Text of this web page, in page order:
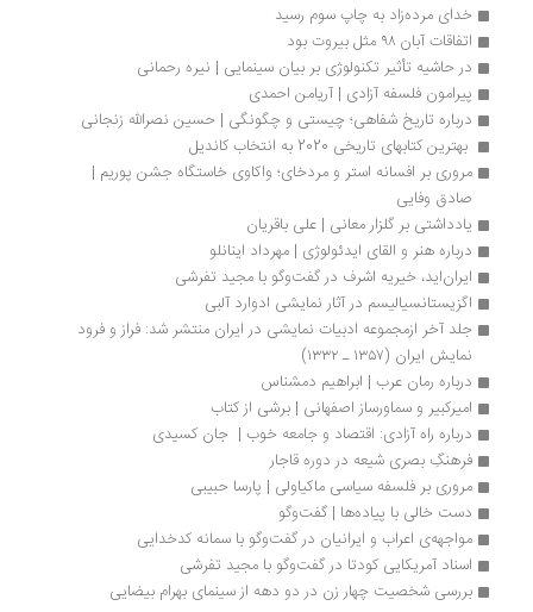
خدای مرده‌زاد به چاپ سوم رسید
اتفاقات آبان ۹۸ مثل بیروت بود
در حاشیه تأثیر تکنولوژی بر بیان سینمایی | نیره رحمانی
پیرامون فلسفه‌ آزادی | آریامن احمدی
درباره تاریخ شفاهی؛ چیستی و چگونگی | حسین نصرالله ‌زنجانی
بهترین کتابهای تاریخی 2020 به انتخاب کاندیل
صادق وفایی
یادداشتی بر گلزار معانی | علی باقریان
درباره هنر و القای ایدئولوژی | مهرداد اینانلو
ایران‌اید، خیریه اشرف در گفت‌وگو با مجید تفرشی
اگزیستانسیالیسم در آثار نمایشی ادوارد آلبی
نمایش ایران (۱۳۵۷ ـ ۱۳۳۲)
درباره رمان عرب | ابراهيم دمشناس
امیرکبیر و سماورساز اصفهانی | برشی از کتاب
درباره راه آزادی: اقتصاد و جامعه خوب |  جان کسیدی
فرهنگِ بصری شیعه در دوره قاجار
مروری بر فلسفه سیاسی ماکیاولی | پارسا حبیبی
دست خالی با پیاده‌ها | گفت‌وگو
مواجهه‌ی اعراب و ایرانیان در گفت‌وگو با سمانه کدخدایی
اسناد آمریکایی کودتا در گفت‌وگو با مجید تفرشی
بررسی شخصیت چهار زن در دو دهه از سینمای بهرام بیضایی